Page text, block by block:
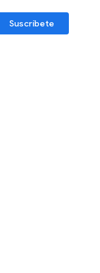
Suscríbete